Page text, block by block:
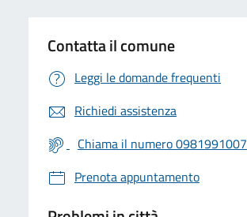
Contatta il comune
Leggi le domande frequenti
Richiedi assistenza
Chiama il numero 0981991007
Prenota appuntamento